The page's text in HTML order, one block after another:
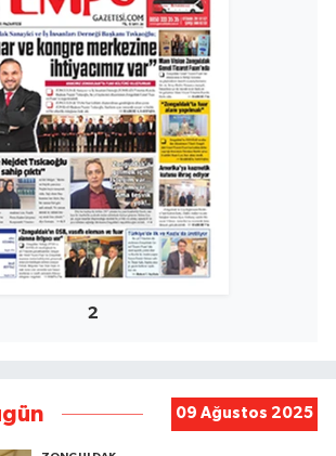
2
09 Ağustos 2025